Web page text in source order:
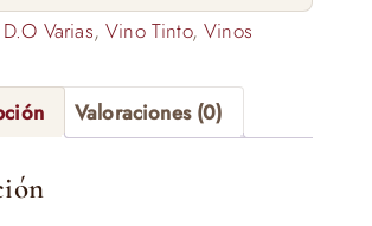
D.O Varias,Vino Tinto,Vinos
Valoraciones (0)